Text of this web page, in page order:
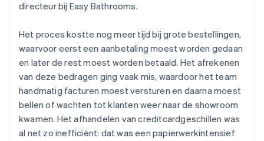
directeur bij Easy Bathrooms.
Het proces kostte nog meer tijd bij grote bestellingen,
waarvoor eerst een aanbetaling moest worden gedaan
en later de rest moest worden betaald. Het afrekenen
van deze bedragen ging vaak mis, waardoor het team
handmatig facturen moest versturen en daarna moest
bellen of wachten tot klanten weer naar de showroom
kwamen. Het afhandelen van creditcardgeschillen was
al net zo inefficiënt: dat was een papierwerkintensief